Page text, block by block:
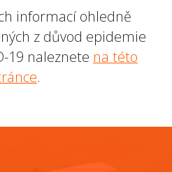
informací ohledně
z důvod epidemie
19 naleznete na této
.